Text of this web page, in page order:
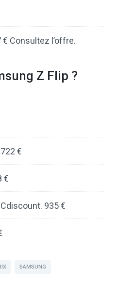
€ Consultez l’offre.
Z Flip ?
€
€
935 €
SAMSUNG